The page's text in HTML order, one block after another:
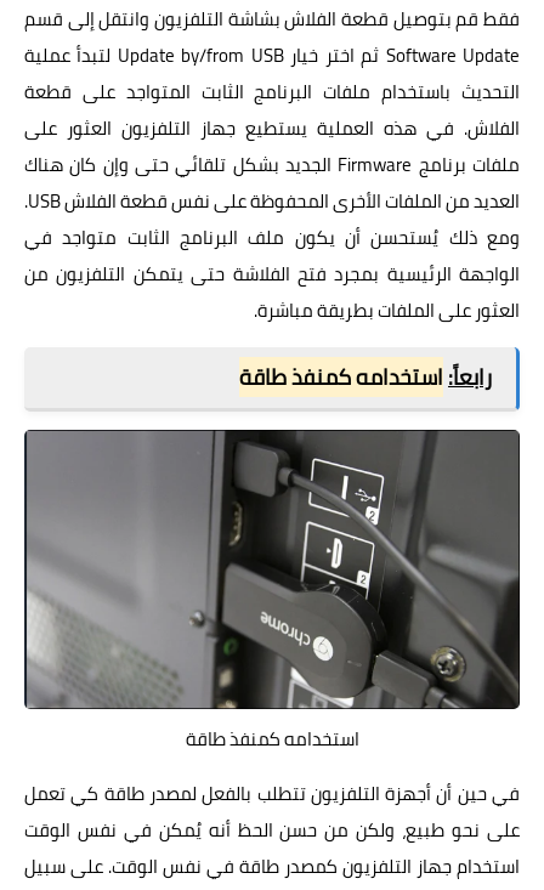
فقط قم بتوصيل قطعة الفلاش بشاشة التلفزيون وانتقل إلى قسم
Software Update ثم اختر خيار Update by/from USB لتبدأ عملية
التحديث باستخدام ملفات البرنامج الثابت المتواجد على قطعة
الفلاش. في هذه العملية يستطيع جهاز التلفزيون العثور على
ملفات برنامج Firmware الجديد بشكل تلقائي حتى وإن كان هناك
العديد من الملفات الأخرى المحفوظة على نفس قطعة الفلاش USB.
ومع ذلك يُستحسن أن يكون ملف البرنامج الثابت متواجد في
الواجهة الرئيسية بمجرد فتح الفلاشة حتى يتمكن التلفزيون من
العثور على الملفات بطريقة مباشرة.
رابعاً:استخدامه كمنفذ طاقة
استخدامه كمنفذ طاقة
في حين أن أجهزة التلفزيون تتطلب بالفعل لمصدر طاقة كي تعمل
على نحو طبيع، ولكن من حسن الحظ أنه يُمكن في نفس الوقت
استخدام جهاز التلفزيون كمصدر طاقة في نفس الوقت. على سبيل